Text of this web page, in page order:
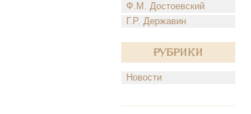
Ф.М. Достоевский
Г.Р. Державин
Рубрики
Новости